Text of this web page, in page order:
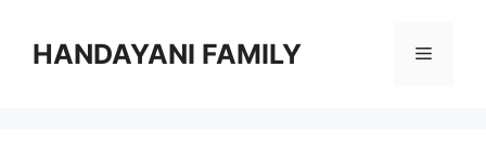
HANDAYANI FAMILY Menu